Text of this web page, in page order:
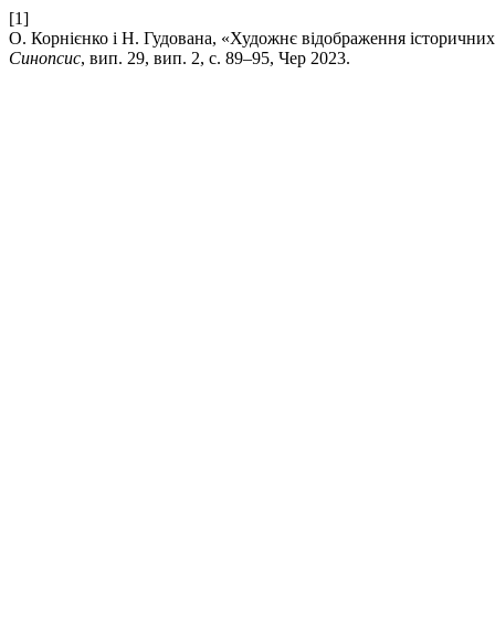
[1]
О. Корнієнко і Н. Гудована, «Художнє відображення
Синопсис, вип. 29, вип. 2, с. 89–95, Чер 2023.